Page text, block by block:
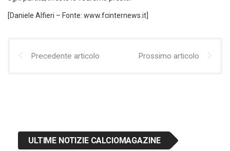
[Daniele Alfieri – Fonte: www.fcinternews.it]
Precedente articolo Prossimo articolo
ULTIME NOTIZIE CALCIOMAGAZINE